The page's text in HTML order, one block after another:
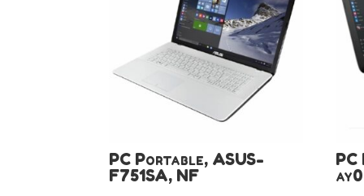
PC Portable, ASUS-
F751SA, NF
PC